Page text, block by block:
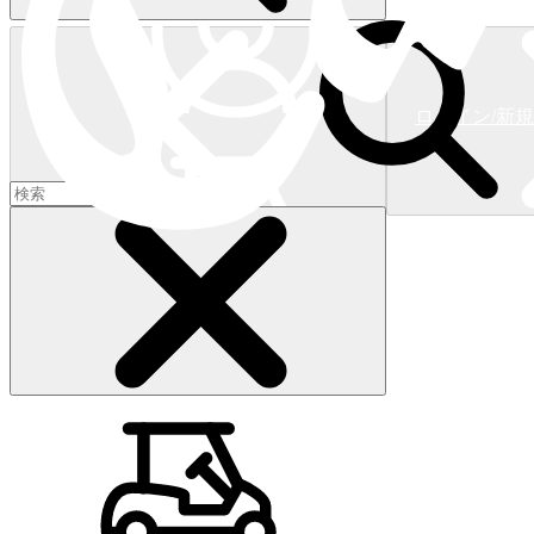
ログイン/新
ショッピングカート 0)